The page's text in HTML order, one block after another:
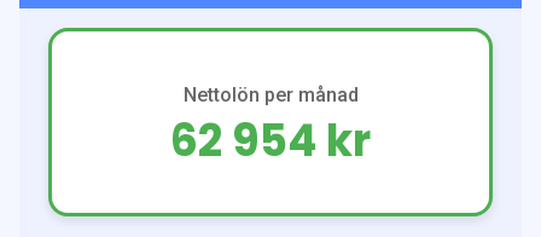
Nettolön per månad
62 954 kr